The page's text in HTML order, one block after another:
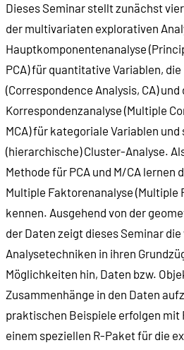
Dieses Seminar stellt zunächst
der multivariaten explorativen
Hauptkomponentenanalyse
PCA) für quantitative Variablen,
(Correspondence Analysis, CA)
Korrespondenzanalyse (Multiple
MCA) für kategoriale Variablen
(hierarchische) Cluster-Analyse.
Methode für PCA und M/CA lernen
Multiple Faktorenanalyse (Multiple
kennen. Ausgehend von der
der Daten zeigt dieses Seminar
Analysetechniken in ihren
Möglichkeiten hin, Daten bzw.
Zusammenhänge in den Daten
praktischen Beispiele erfolgen mit
einem speziellen R-Paket für die